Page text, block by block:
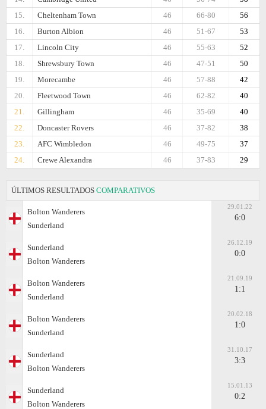
15.
Cheltenham Town 56
66-80
46
16.
Burton Albion 53
51-67
46
17.
Lincoln City 52
55-63
46
18.
Shrewsbury Town 50
47-51
46
19.
Morecambe 42
57-88
46
20.
Fleetwood Town 40
62-82
46
21.
Gillingham 40
35-69
46
22.
Doncaster Rovers 38
37-82
46
23.
AFC Wimbledon 37
49-75
46
24.
Crewe Alexandra 29
37-83
46
ÚLTIMOS RESULTADOS COMPARATIVOS
Bolton Wanderers
Sunderland
29.01.22
6:0
Sunderland
Bolton Wanderers
26.12.19
0:0
Bolton Wanderers
Sunderland
21.09.19
1:1
Bolton Wanderers
Sunderland
20.02.18
1:0
Sunderland
Bolton Wanderers
31.10.17
3:3
Sunderland
Bolton Wanderers
15.01.13
0:2